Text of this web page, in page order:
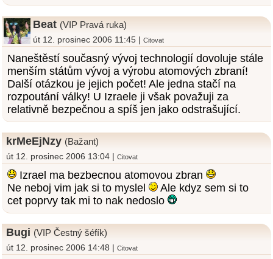
Beat (VIP Pravá ruka)
út 12. prosinec 2006 11:45 | Citovat
Naneštěstí současný vývoj technologií dovoluje stále
menším státům vývoj a výrobu atomových zbraní!
Další otázkou je jejich počet! Ale jedna stačí na
rozpoutání války! U Izraele ji však považuji za
relativně bezpečnou a spíš jen jako odstrašující.
krMeEjNzy (Bažant)
út 12. prosinec 2006 13:04 | Citovat
Izrael ma bezbecnou atomovou zbran
Ne neboj vim jak si to myslel
Ale kdyz sem si to
cet poprvy tak mi to nak nedoslo
Bugi (VIP Čestný šéfík)
út 12. prosinec 2006 14:48 | Citovat